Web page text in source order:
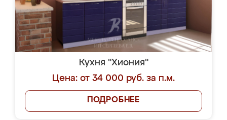
Кухня "Хиония"
Цена: от 34 000 руб. за п.м.
ПОДРОБНЕЕ